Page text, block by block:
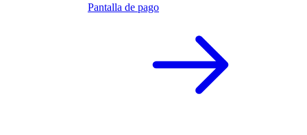
Pantalla de pago